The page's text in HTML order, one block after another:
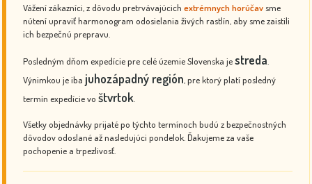
Vážení zákazníci, z dôvodu pretrvávajúcich extrémnych horúčav sme
nútení upraviť harmonogram odosielania živých rastlín, aby sme zaistili
ich bezpečnú prepravu.
Posledným dňom expedície pre celé územie Slovenska jestreda
Výnimkou je iba juhozápadný región , pre ktorý platí posledný
termín expedície vo štvrtok
Všetky objednávky prijaté po týchto termínoch budú z bezpečnostných
dôvodov odoslané až nasledujúci pondelok. Ďakujeme za vaše
pochopenie a trpezlivosť.